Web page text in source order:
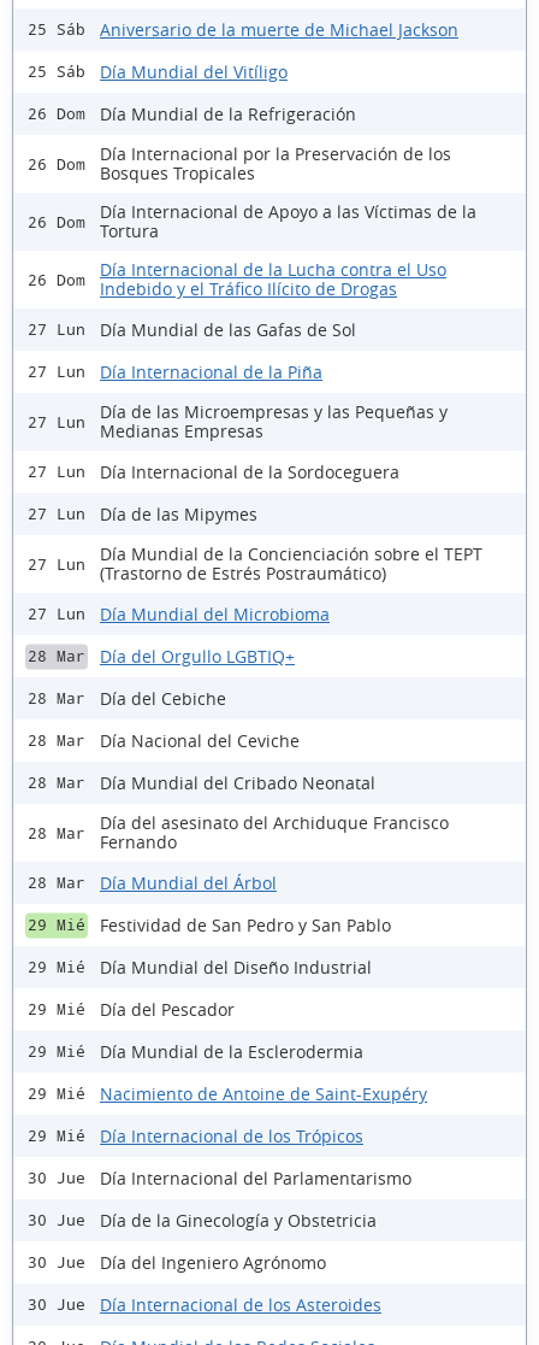
25 Sáb Aniversario de la muerte de Michael Jackson
25 Sáb Día Mundial del Vitíligo
26 Dom Día Mundial de la Refrigeración
26 Dom
Día Internacional por la Preservación de los
Bosques Tropicales
26 Dom
Día Internacional de Apoyo a las Víctimas de la
Tortura
26 Dom
Día Internacional de la Lucha contra el Uso
Indebido y el Tráfico Ilícito de Drogas
27 Lun Día Mundial de las Gafas de Sol
27 Lun Día Internacional de la Piña
27 Lun
Día de las Microempresas y las Pequeñas y
Medianas Empresas
27 Lun Día Internacional de la Sordoceguera
27 Lun Día de las Mipymes
27 Lun
Día Mundial de la Concienciación sobre el TEPT
(Trastorno de Estrés Postraumático)
27 Lun Día Mundial del Microbioma
28 Mar Día del Orgullo LGBTIQ+
28 Mar Día del Cebiche
28 Mar Día Nacional del Ceviche
28 Mar Día Mundial del Cribado Neonatal
28 Mar
Día del asesinato del Archiduque Francisco
Fernando
28 Mar Día Mundial del Árbol
29 Mié Festividad de San Pedro y San Pablo
29 Mié Día Mundial del Diseño Industrial
29 Mié Día del Pescador
29 Mié Día Mundial de la Esclerodermia
29 Mié Nacimiento de Antoine de Saint-Exupéry
29 Mié Día Internacional de los Trópicos
30 Jue Día Internacional del Parlamentarismo
30 Jue Día de la Ginecología y Obstetricia
30 Jue Día del Ingeniero Agrónomo
30 Jue Día Internacional de los Asteroides